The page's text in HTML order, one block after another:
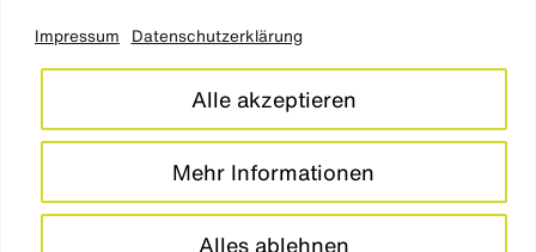
Impressum Datenschutzerklärung
Mehr Informationen
Alles ablehnen
Alle akzeptieren
impressum
datenschutz
cookie einstellungen
barrierefreiheitserklärung